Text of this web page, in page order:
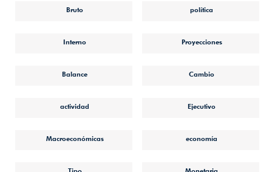
Bruto política
Interno Proyecciones
Balance Cambio
actividad Ejecutivo
Macroeconómicas economía